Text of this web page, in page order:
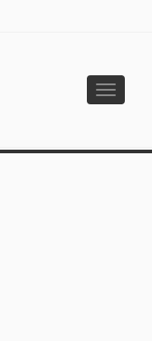
Toggle